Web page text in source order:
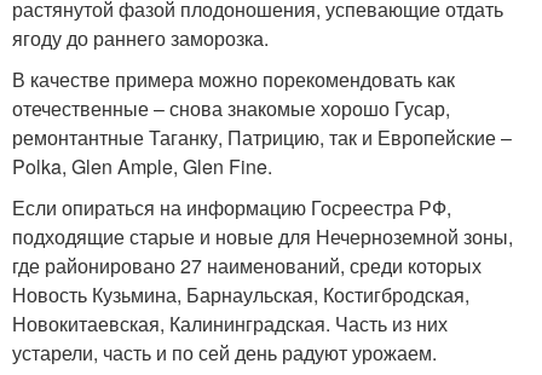
растянутой фазой плодоношения, успевающие отдать
ягоду до раннего заморозка.
В качестве примера можно порекомендовать как
отечественные – снова знакомые хорошо Гусар,
ремонтантные Таганку, Патрицию, так и Европейские –
Polka, Glen Ample, Glen Fine.
Если опираться на информацию Госреестра РФ,
подходящие старые и новые для Нечерноземной зоны,
где районировано 27 наименований, среди которых
Новость Кузьмина, Барнаульская, Костигбродская,
Новокитаевская, Калининградская. Часть из них
устарели, часть и по сей день радуют урожаем.